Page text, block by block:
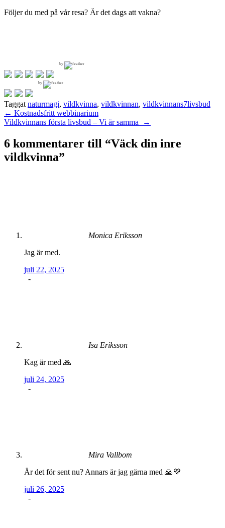
Följer du med på vår resa? Är det dags att vakna?
by
by
Taggat naturmagi, vildkvinna, vildkvinnan, vildkvinnans7livsbud
Inläggsnavigering
← Kostnadsfritt webbinarium
Vildkvinnans första livsbud – Vi är samma
→
6 kommentarer till “Väck din inre
vildkvinna”
Monica Eriksson
Jag är med.
juli 22, 2025
-
Isa Eriksson
Kag är med 🙏
juli 24, 2025
-
Mira Vallbom
Är det för sent nu? Annars är jag gärna med 🙏💜
juli 26, 2025
-